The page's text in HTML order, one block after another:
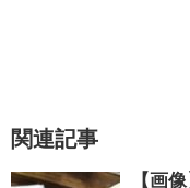
関連記事
【画